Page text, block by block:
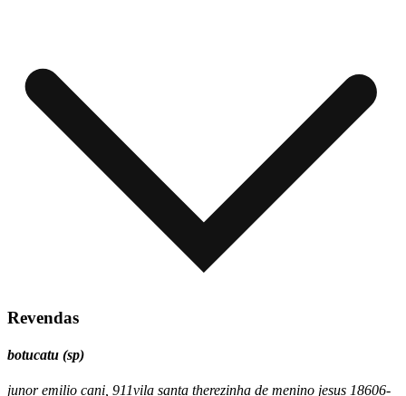
Revendas
botucatu (sp)
junor emilio cani, 911vila santa therezinha de menino jesus 18606-